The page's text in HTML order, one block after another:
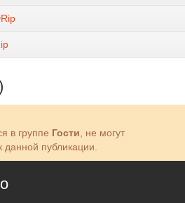
в группе Гости, не могут
данной публикации.